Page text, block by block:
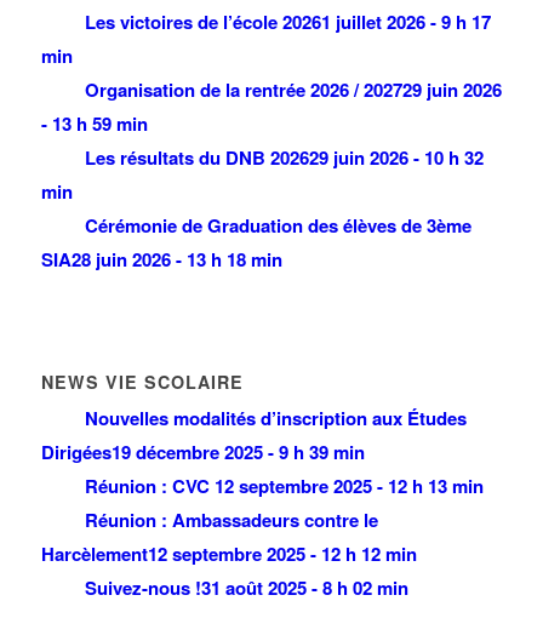
Les victoires de l’école 20261 juillet 2026 - 9 h 17
min
Organisation de la rentrée 2026 / 202729 juin 2026
- 13 h 59 min
Les résultats du DNB 202629 juin 2026 - 10 h 32
min
Cérémonie de Graduation des élèves de 3ème
SIA28 juin 2026 - 13 h 18 min
NEWS VIE SCOLAIRE
Nouvelles modalités d’inscription aux Études
Dirigées19 décembre 2025 - 9 h 39 min
Réunion : CVC 12 septembre 2025 - 12 h 13 min
Réunion : Ambassadeurs contre le
Harcèlement12 septembre 2025 - 12 h 12 min
Suivez-nous !31 août 2025 - 8 h 02 min